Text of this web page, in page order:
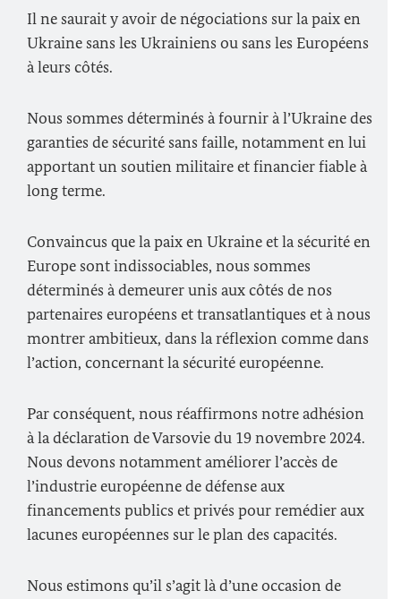
Il ne saurait y avoir de négociations sur la paix en
Ukraine sans les Ukrainiens ou sans les Européens
à leurs côtés.
Nous sommes déterminés à fournir à l’Ukraine des
garanties de sécurité sans faille, notamment en lui
apportant un soutien militaire et financier fiable à
long terme.
Convaincus que la paix en Ukraine et la sécurité en
Europe sont indissociables, nous sommes
déterminés à demeurer unis aux côtés de nos
partenaires européens et transatlantiques et à nous
montrer ambitieux, dans la réflexion comme dans
l’action, concernant la sécurité européenne.
Par conséquent, nous réaffirmons notre adhésion
à la déclaration de Varsovie du 19 novembre 2024.
Nous devons notamment améliorer l’accès de
l’industrie européenne de défense aux
financements publics et privés pour remédier aux
lacunes européennes sur le plan des capacités.
Nous estimons qu’il s’agit là d’une occasion de